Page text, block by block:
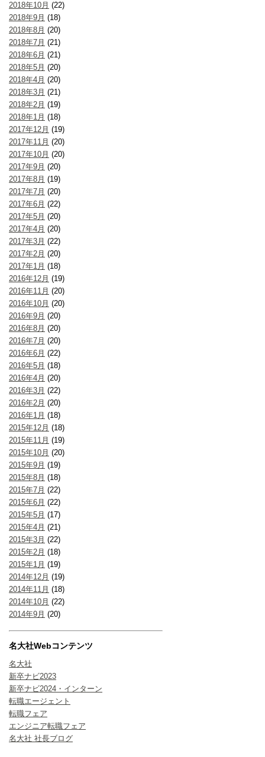
2018年10月 (22)
2018年9月 (18)
2018年8月 (20)
2018年7月 (21)
2018年6月 (21)
2018年5月 (20)
2018年4月 (20)
2018年3月 (21)
2018年2月 (19)
2018年1月 (18)
2017年12月 (19)
2017年11月 (20)
2017年10月 (20)
2017年9月 (20)
2017年8月 (19)
2017年7月 (20)
2017年6月 (22)
2017年5月 (20)
2017年4月 (20)
2017年3月 (22)
2017年2月 (20)
2017年1月 (18)
2016年12月 (19)
2016年11月 (20)
2016年10月 (20)
2016年9月 (20)
2016年8月 (20)
2016年7月 (20)
2016年6月 (22)
2016年5月 (18)
2016年4月 (20)
2016年3月 (22)
2016年2月 (20)
2016年1月 (18)
2015年12月 (18)
2015年11月 (19)
2015年10月 (20)
2015年9月 (19)
2015年8月 (18)
2015年7月 (22)
2015年6月 (22)
2015年5月 (17)
2015年4月 (21)
2015年3月 (22)
2015年2月 (18)
2015年1月 (19)
2014年12月 (19)
2014年11月 (18)
2014年10月 (22)
2014年9月 (20)
名大社Webコンテンツ
名大社
新卒ナビ2023
新卒ナビ2024・インターン
転職エージェント
転職フェア
エンジニア転職フェア
名大社 社長ブログ